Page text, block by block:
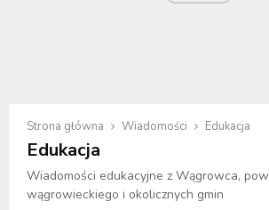
Strona główna Wiadomości Edukacja
Edukacja
Wiadomości edukacyjne z Wągrowca,
wągrowieckiego i okolicznych gmin